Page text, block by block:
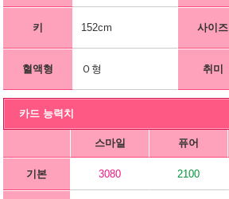
키 152cm 사이즈
혈액형 Ｏ형 취미
카드 능력치
스마일 퓨어
기본 3080 2100